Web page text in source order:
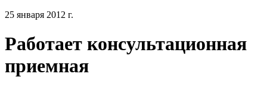
25 января 2012 г.
Работает консультационная
приемная